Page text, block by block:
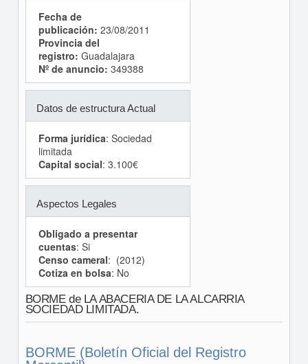
Fecha de
publicación: 23/08/2011
Provincia del
registro: Guadalajara
Nº de anuncio: 349388
Datos de estructura Actual
Forma jurídica: Sociedad
limitada
Capital social: 3.100€
Aspectos Legales
Obligado a presentar
cuentas: Si
Censo cameral: (2012)
Cotiza en bolsa: No
BORME de LA ABACERIA DE LA ALCARRIA
SOCIEDAD LIMITADA.
BORME (Boletín Oficial del Registro